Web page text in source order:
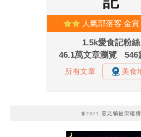
🧚2021 意見領袖榮耀榜